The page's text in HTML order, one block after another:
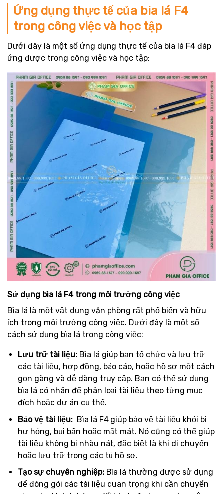
Ứng dụng thực tế của bia lá F4
trong công việc và học tập
Dưới đây là một số ứng dụng thực tế của bìa lá F4 đáp
ứng được trong công việc và học tập:
Sử dụng bìa lá F4 trong môi trường công việc
Bìa lá là một vật dụng văn phòng rất phổ biến và hữu
ích trong môi trường công việc. Dưới đây là một số
cách sử dụng bìa lá trong công việc:
Lưu trữ tài liệu: Bìa lá giúp bạn tổ chức và lưu trữ
các tài liệu, hợp đồng, báo cáo, hoặc hồ sơ một cách
gọn gàng và dễ dàng truy cập. Bạn có thể sử dụng
bìa lá có nhãn để phân loại tài liệu theo từng mục
đích hoặc dự án cụ thể.
Bảo vệ tài liệu: Bìa lá F4 giúp bảo vệ tài liệu khỏi bị
hư hỏng, bụi bẩn hoặc mất mát. Nó cũng có thể giúp
tài liệu không bị nhàu nát, đặc biệt là khi di chuyển
hoặc lưu trữ trong các tủ hồ sơ.
Tạo sự chuyên nghiệp: Bìa lá thường được sử dụng
để đóng gói các tài liệu quan trọng khi cần chuyển